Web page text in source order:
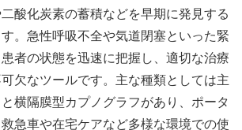
酸化炭素の蓄積などを早期に発見する
。急性呼吸不全や気道閉塞といった緊
者の状態を迅速に把握し、適切な治療
欠なツールです。主な種類としては主
横隔膜型カプノグラフがあり、ポータ
急車や在宅ケアなど多様な環境での使